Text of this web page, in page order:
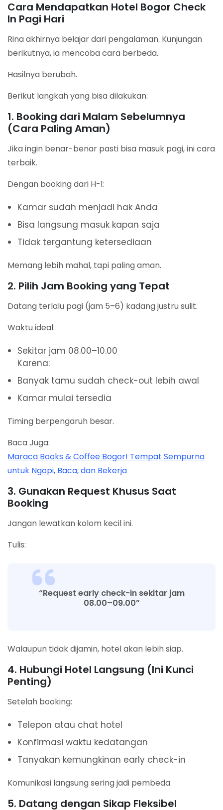
Cara Mendapatkan Hotel Bogor Check
In Pagi Hari
Rina akhirnya belajar dari pengalaman. Kunjungan
berikutnya, ia mencoba cara berbeda.
Hasilnya berubah.
Berikut langkah yang bisa dilakukan:
1. Booking dari Malam Sebelumnya
(Cara Paling Aman)
Jika ingin benar-benar pasti bisa masuk pagi, ini cara
terbaik.
Dengan booking dari H-1:
Kamar sudah menjadi hak Anda
Bisa langsung masuk kapan saja
Tidak tergantung ketersediaan
Memang lebih mahal, tapi paling aman.
2. Pilih Jam Booking yang Tepat
Datang terlalu pagi (jam 5–6) kadang justru sulit.
Waktu ideal:
Sekitar jam 08.00–10.00
Karena:
Banyak tamu sudah check-out lebih awal
Kamar mulai tersedia
Timing berpengaruh besar.
Baca Juga:
Maraca Books & Coffee Bogor! Tempat Sempurna
untuk Ngopi, Baca, dan Bekerja
3. Gunakan Request Khusus Saat
Booking
Jangan lewatkan kolom kecil ini.
Tulis:
“Request early check-in sekitar jam
08.00–09.00”
Walaupun tidak dijamin, hotel akan lebih siap.
4. Hubungi Hotel Langsung (Ini Kunci
Penting)
Setelah booking:
Telepon atau chat hotel
Konfirmasi waktu kedatangan
Tanyakan kemungkinan early check-in
Komunikasi langsung sering jadi pembeda.
5. Datang dengan Sikap Fleksibel